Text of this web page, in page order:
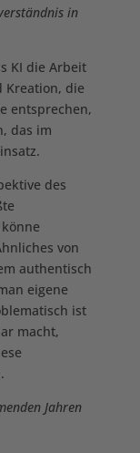
in
KI die Arbeit
Kreation, die
entsprechen,
das im
des
von
authentisch
eigene
ist
macht,
Jahren